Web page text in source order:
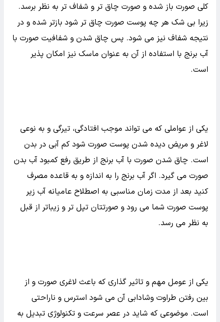
کلی صورت باز شده و صورت چاق تر و شفاف تر به نظر برسد.
زیرا بی شک هر چه پوست صورت چاق تر شود بازتر شده و در
نتیجه شفاف نیز می شود. پس چاق شدن و شفافیت صورت با
آب برنج با استفاده از آن به عنوان ماسک نیز امکان پذیر
است.
یکی از عواملی که می تواند موجب افتادگی، تیرگی و به نوعی
لاغر و مریض دیده شدن پوست صورت شود کم آبی در بدن
است. چاق شدن صورت با آب برنج از طریق رفع کمبود آب بدن
صورت می گیرد. اگر آب برنج را به اندازه و به قاعده مصرف
کنید بعد از مدت زمان مناسبی به اصطلاح عامیانه آب زیر
پوست صورت شما می رود و صورتتان تپل تر و زیباتر از قبل
به نظر می رسد.
یکی از عومل مهم و تاثیر گذاری که باعث لاغری صورت و از
بین رفتن طراوت وشادابی آن می شود استرس و ناراحتی
است. موضوعی که شاید در عصر سرعت و تکنولوژی تبدیل به